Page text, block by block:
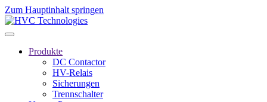
Zum Hauptinhalt springen
Produkte
DC Contactor
HV-Relais
Sicherungen
Trennschalter